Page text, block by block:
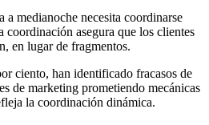
medianoche necesita coordinarse
coordinación asegura que los clientes
en lugar de fragmentos.
ciento, han identificado fracasos de
de marketing prometiendo mecánicas
la coordinación dinámica.